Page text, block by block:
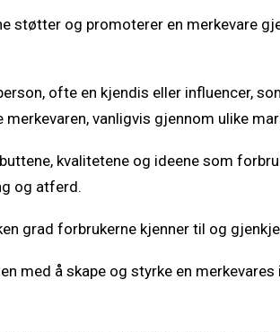
støtter og promoterer en merkevare
ofte en kjendis eller influencer,
vanligvis gjennom ulike
kvalitetene og ideene som
og atferd.
grad forbrukerne kjenner til og
med å skape og styrke en